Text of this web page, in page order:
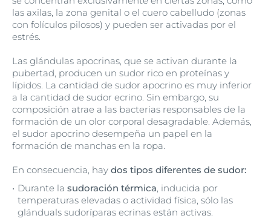
las axilas, la zona genital o el cuero cabelludo (zonas
con folículos pilosos) y pueden ser activadas por el
estrés.
Las glándulas apocrinas, que se activan durante la
pubertad, producen un sudor rico en proteínas y
lípidos. La cantidad de sudor apocrino es muy inferior
a la cantidad de sudor ecrino. Sin embargo, su
composición atrae a las bacterias responsables de la
formación de un olor corporal desagradable. Además,
el sudor apocrino desempeña un papel en la
formación de manchas en la ropa.
En consecuencia, hay dos tipos diferentes de sudor:
Durante la sudoración térmica, inducida por
temperaturas elevadas o actividad física, sólo las
glánduals sudoríparas ecrinas están activas.